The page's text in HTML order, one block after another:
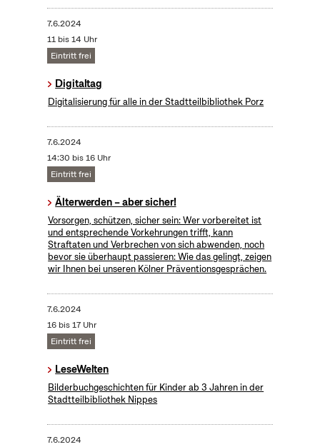
7.6.2024
11 bis 14 Uhr
Eintritt frei
Digitaltag
Digitalisierung für alle in der Stadtteilbibliothek Porz
7.6.2024
14:30 bis 16 Uhr
Eintritt frei
Älterwerden – aber sicher!
Vorsorgen, schützen, sicher sein: Wer vorbereitet ist
und entsprechende Vorkehrungen trifft, kann
Straftaten und Verbrechen von sich abwenden, noch
bevor sie überhaupt passieren: Wie das gelingt, zeigen
wir Ihnen bei unseren Kölner Präventionsgesprächen.
7.6.2024
16 bis 17 Uhr
Eintritt frei
LeseWelten
Bilderbuchgeschichten für Kinder ab 3 Jahren in der
Stadtteilbibliothek Nippes
7.6.2024